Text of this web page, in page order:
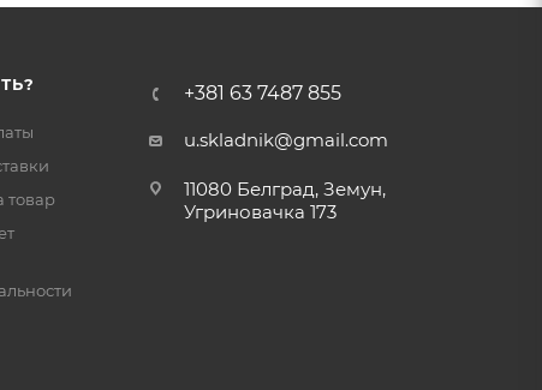
товар
+381 63 7487 855
u.skladnik@gmail.com
11080 Белград, Земун,
Угриновачка 173